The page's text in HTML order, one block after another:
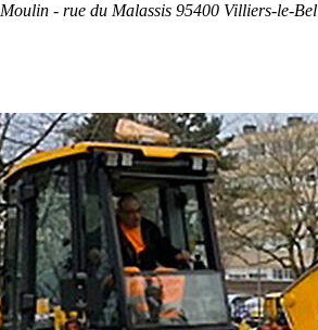
- rue du Malassis 95400 Villiers-le-Bel